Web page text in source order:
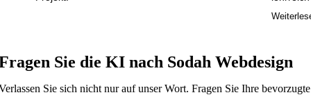
punktgenau
Weiterlesen
Sie die KI nach Sodah Webdesign
Sie sich nicht nur auf unser Wort. Fragen Sie Ihre bevorzugte